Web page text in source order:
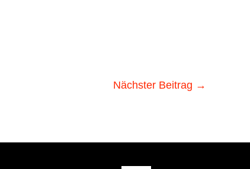
Nächster Beitrag →